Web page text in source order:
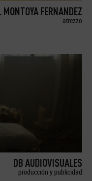
MONTOYA FERNANDEZ
atrezzo
DB AUDIOVISUALES
producción y publicidad